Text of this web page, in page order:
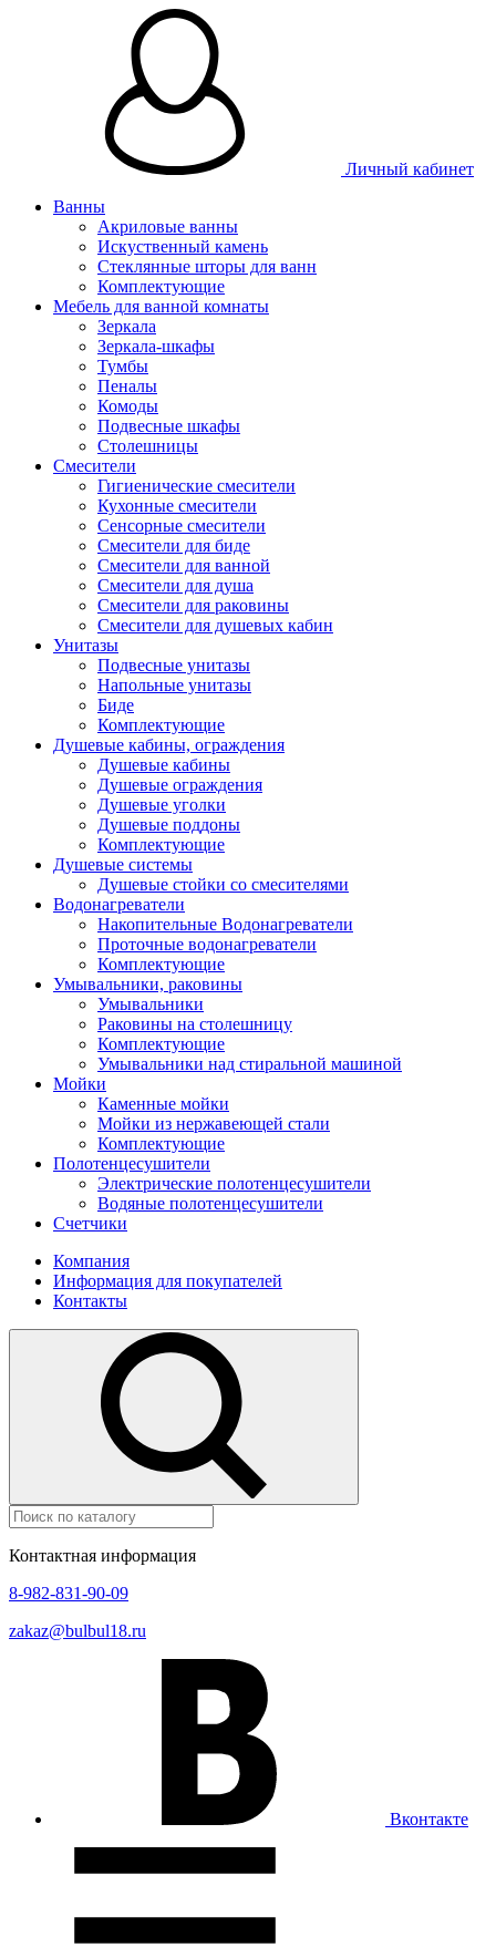
Личный кабинет
Ванны
Акриловые ванны
Искуственный камень
Стеклянные шторы для ванн
Комплектующие
Мебель для ванной комнаты
Зеркала
Зеркала-шкафы
Тумбы
Пеналы
Комоды
Подвесные шкафы
Столешницы
Смесители
Гигиенические смесители
Кухонные смесители
Сенсорные смесители
Смесители для биде
Смесители для ванной
Смесители для душа
Смесители для раковины
Смесители для душевых кабин
Унитазы
Подвесные унитазы
Напольные унитазы
Биде
Комплектующие
Душевые кабины, ограждения
Душевые кабины
Душевые ограждения
Душевые уголки
Душевые поддоны
Комплектующие
Душевые системы
Душевые стойки со смесителями
Водонагреватели
Накопительные Водонагреватели
Проточные водонагреватели
Комплектующие
Умывальники, раковины
Умывальники
Раковины на столешницу
Комплектующие
Умывальники над стиральной машиной
Мойки
Каменные мойки
Мойки из нержавеющей стали
Комплектующие
Полотенцесушители
Электрические полотенцесушители
Водяные полотенцесушители
Счетчики
Компания
Информация для покупателей
Контакты
Контактная информация
8-982-831-90-09
zakaz@bulbul18.ru
Вконтакте